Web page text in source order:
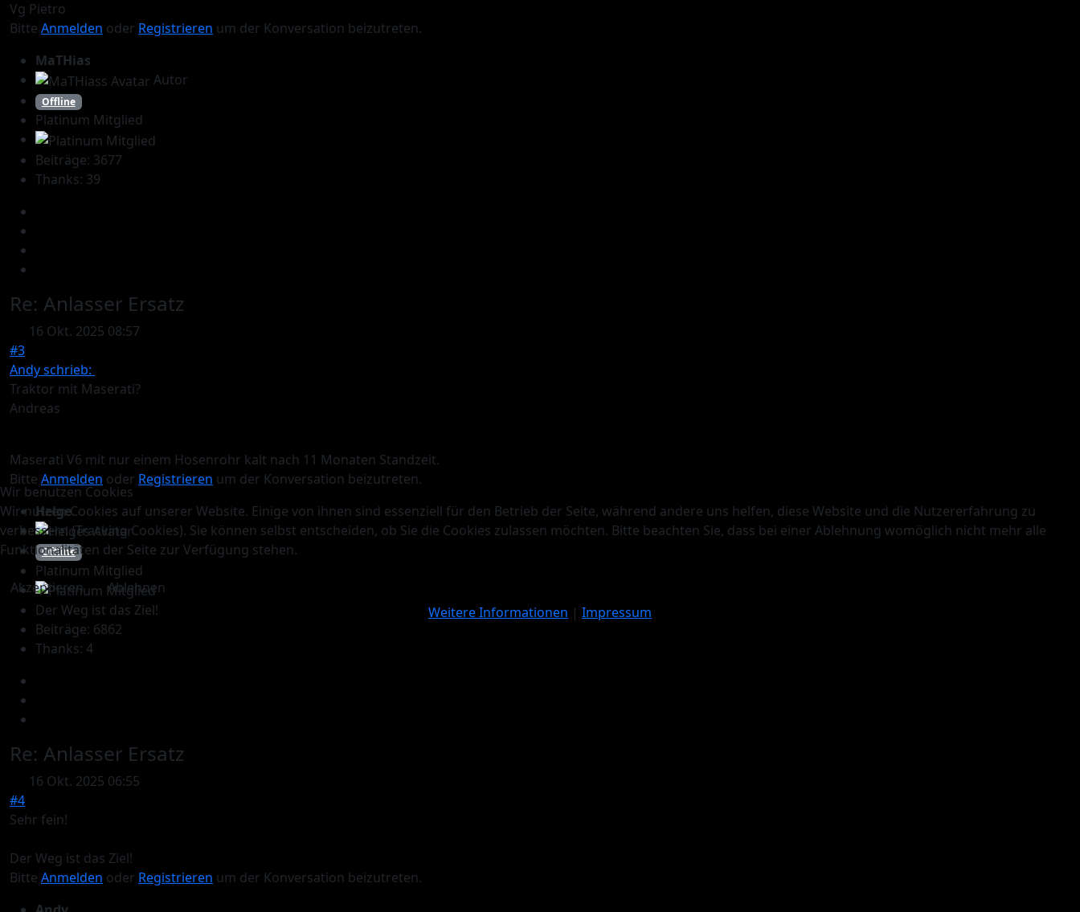
Vg Pietro
Bitte Anmelden oder Registrieren um der Konversation beizutreten.
MaTHias
Autor
Offline
Platinum Mitglied
Beiträge: 3677
Thanks: 39
Re: Anlasser Ersatz
16 Okt. 2025 08:57
#3
Andy schrieb:
Traktor mit Maserati?
Andreas
Maserati V6 mit nur einem Hosenrohr kalt nach 11 Monaten Standzeit.
Bitte Anmelden oder Registrieren um der Konversation beizutreten.
Helge
Offline
Platinum Mitglied
Der Weg ist das Ziel!
Beiträge: 6862
Thanks: 4
Re: Anlasser Ersatz
16 Okt. 2025 06:55
#4
Sehr fein!
Der Weg ist das Ziel!
Bitte Anmelden oder Registrieren um der Konversation beizutreten.
Wir benutzen Cookies
Wir nutzen Cookies auf unserer Website. Einige von ihnen sind essenziell für den Betrieb der Seite, während andere uns helfen, diese Website und die Nutzererfahrung zu
verbessern (Tracking Cookies). Sie können selbst entscheiden, ob Sie die Cookies zulassen möchten. Bitte beachten Sie, dass bei einer Ablehnung womöglich nicht mehr alle
Funktionalitäten der Seite zur Verfügung stehen.
Akzeptieren
Ablehnen
Weitere Informationen | Impressum